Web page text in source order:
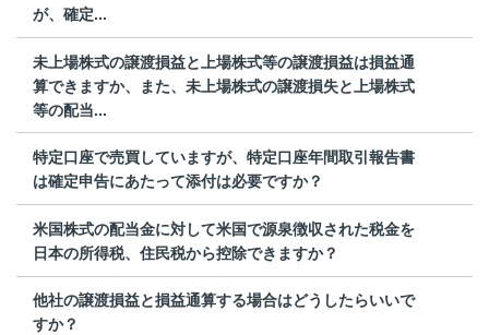
が、確定...
未上場株式の譲渡損益と上場株式等の譲渡損益は損益通
算できますか、また、未上場株式の譲渡損失と上場株式
等の配当...
特定口座で売買していますが、特定口座年間取引報告書
は確定申告にあたって添付は必要ですか？
米国株式の配当金に対して米国で源泉徴収された税金を
日本の所得税、住民税から控除できますか？
他社の譲渡損益と損益通算する場合はどうしたらいいで
すか？